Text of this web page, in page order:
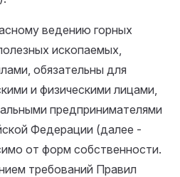
ведению горных
ископаемых,
обязательны для
и физическими лицами,
предпринимателями
Федерации (далее -
от форм собственности.
требований Правил